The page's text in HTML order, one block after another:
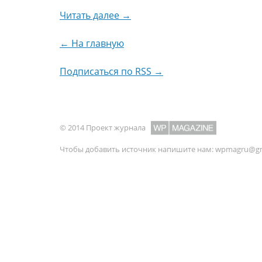
Читать далее →
← На главную
Подписаться по RSS →
© 2014 Проект журнала
Чтобы добавить источник напишите нам: